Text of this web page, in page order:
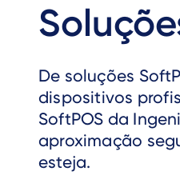
De soluções
dispositivos
SoftPOS da
aproximação
esteja.